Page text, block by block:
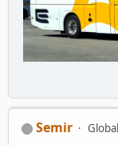
Semir